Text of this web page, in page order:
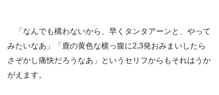
「なんでも構わないから、早くタンタアーンと、やって
みたいなあ」「鹿の黄色な横っ腹に2,3発おみまいしたら
さぞかし痛快だろうなあ」というセリフからもそれはうか
がえます。